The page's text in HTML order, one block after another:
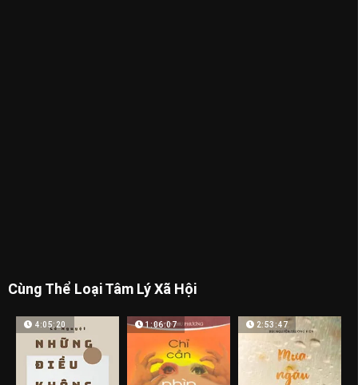
Cùng Thể Loại Tâm Lý Xã Hội
4:05:20 1:06:07 2:53:47